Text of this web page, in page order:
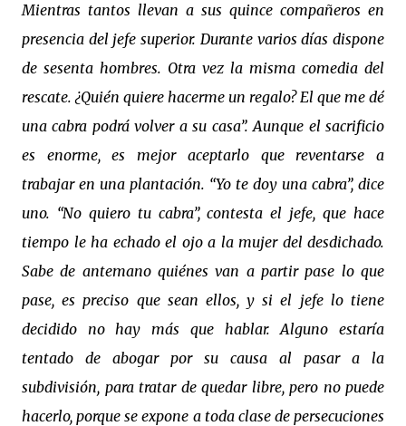
Mientras tantos llevan a sus quince compañeros en
presencia del jefe superior. Durante varios días dispone
de sesenta hombres. Otra vez la misma comedia del
rescate. ¿Quién quiere hacerme un regalo? El que me dé
una cabra podrá volver a su casa”. Aunque el sacrificio
es enorme, es mejor aceptarlo que reventarse a
trabajar en una plantación. “Yo te doy una cabra”, dice
uno. “No quiero tu cabra”, contesta el jefe, que hace
tiempo le ha echado el ojo a la mujer del desdichado.
Sabe de antemano quiénes van a partir pase lo que
pase, es preciso que sean ellos, y si el jefe lo tiene
decidido no hay más que hablar. Alguno estaría
tentado de abogar por su causa al pasar a la
subdivisión, para tratar de quedar libre, pero no puede
hacerlo, porque se expone a toda clase de persecuciones